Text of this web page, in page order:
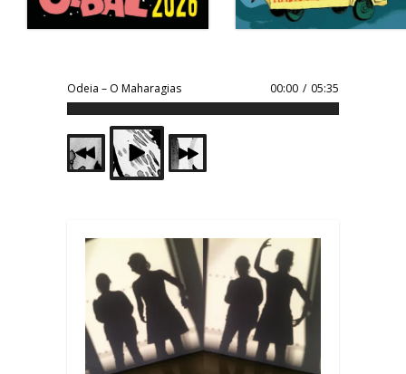
Odeia – O Maharagias 05:35
/
00:00